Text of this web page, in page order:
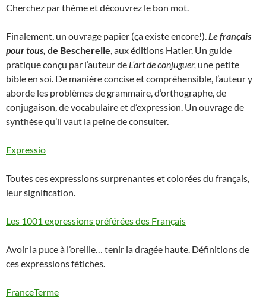
Cherchez par thème et découvrez le bon mot.
Finalement, un ouvrage papier (ça existe encore!).Le français
pour tous, de Bescherelle, aux éditions Hatier. Un guide
pratique conçu par l’auteur de L’art de conjuguer, une petite
bible en soi. De manière concise et compréhensible, l’auteur y
aborde les problèmes de grammaire, d’orthographe, de
conjugaison, de vocabulaire et d’expression. Un ouvrage de
synthèse qu’il vaut la peine de consulter.
Expressio
Toutes ces expressions surprenantes et colorées du français,
leur signification.
Les 1001 expressions préférées des Français
Avoir la puce à l’oreille… tenir la dragée haute. Définitions de
ces expressions fétiches.
FranceTerme